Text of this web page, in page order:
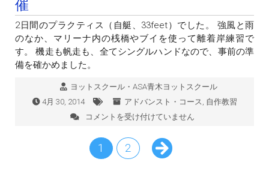
催
2日間のプラクティス（自艇、33feet）でした。 強風と雨
のなか、マリーナ内の桟橋やブイを使って離着岸練習で
す。 機走も帆走も、全てシングルハンドなので、事前の準
備を確かめました。
ヨットスクール・ASA青木ヨットスクール
4月 30, 2014
アドバンスト・コース 自作教習
4/30:
木
ﾖ
コメントを受け付けていません
1 2